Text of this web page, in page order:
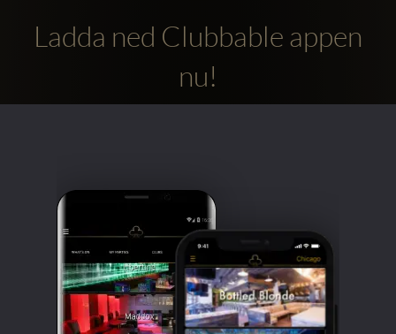
Ladda ned Clubbable appen
nu!